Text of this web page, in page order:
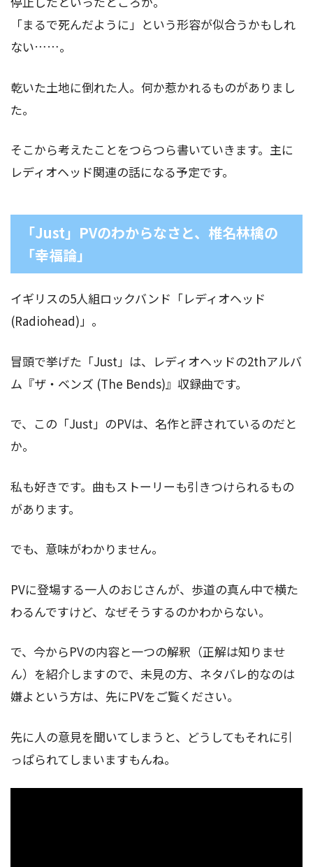
「まるで死んだように」という形容が似合うかもしれ
ない……。
乾いた土地に倒れた人。何か惹かれるものがありまし
た。
そこから考えたことをつらつら書いていきます。主に
レディオヘッド関連の話になる予定です。
「Just」PVのわからなさと、椎名林檎の
「幸福論」
イギリスの5人組ロックバンド「レディオヘッド
(Radiohead)」。
冒頭で挙げた「Just」は、レディオヘッドの2thアルバ
ム『ザ・ベンズ (The Bends)』収録曲です。
で、この「Just」のPVは、名作と評されているのだと
か。
私も好きです。曲もストーリーも引きつけられるもの
があります。
でも、意味がわかりません。
PVに登場する一人のおじさんが、歩道の真ん中で横た
わるんですけど、なぜそうするのかわからない。
で、今からPVの内容と一つの解釈（正解は知りませ
ん）を紹介しますので、未見の方、ネタバレ的なのは
嫌よという方は、先にPVをご覧ください。
先に人の意見を聞いてしまうと、どうしてもそれに引
っぱられてしまいますもんね。